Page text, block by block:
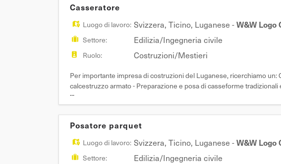
Casseratore
Luogo di lavoro: Svizzera,Ticino, Luganese -W&W Logo
Settore: Edilizia/Ingegneria civile
Ruolo: Costruzioni/Mestieri
Per importante impresa di costruzioni del Luganese, ricerchiamo
calcestruzzo armato - Preparazione e posa di casseforme
interpretazione di disegni tecnici e piani di cantiere Requisiti
...
Posatore parquet
Luogo di lavoro: Svizzera,Ticino, Luganese -W&W Logo
Settore: Edilizia/Ingegneria civile